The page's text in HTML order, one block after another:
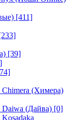
[411]
[39]
(Химера)
(Дайва) [0]